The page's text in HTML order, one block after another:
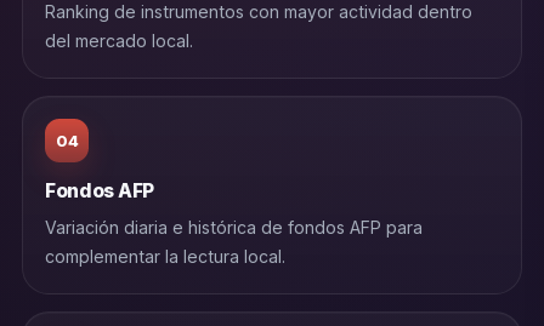
Ranking de instrumentos con mayor actividad dentro
del mercado local.
04
Fondos AFP
Variación diaria e histórica de fondos AFP para
complementar la lectura local.